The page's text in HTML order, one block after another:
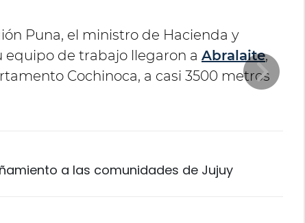
Puna, el ministro de Hacienda y
equipo de trabajo llegaron a Abralaite,
Cochinoca, a casi 3500 metros
a las comunidades de Jujuy